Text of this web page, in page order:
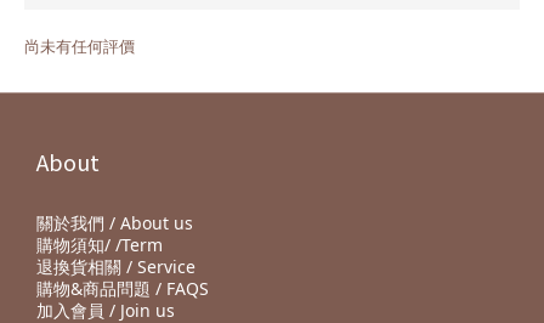
尚未有任何評價
About
關於我們 / About us
購物須知/ /Term
退換貨相關 / Service
購物&商品問題 / FAQS
加入會員 / Join us